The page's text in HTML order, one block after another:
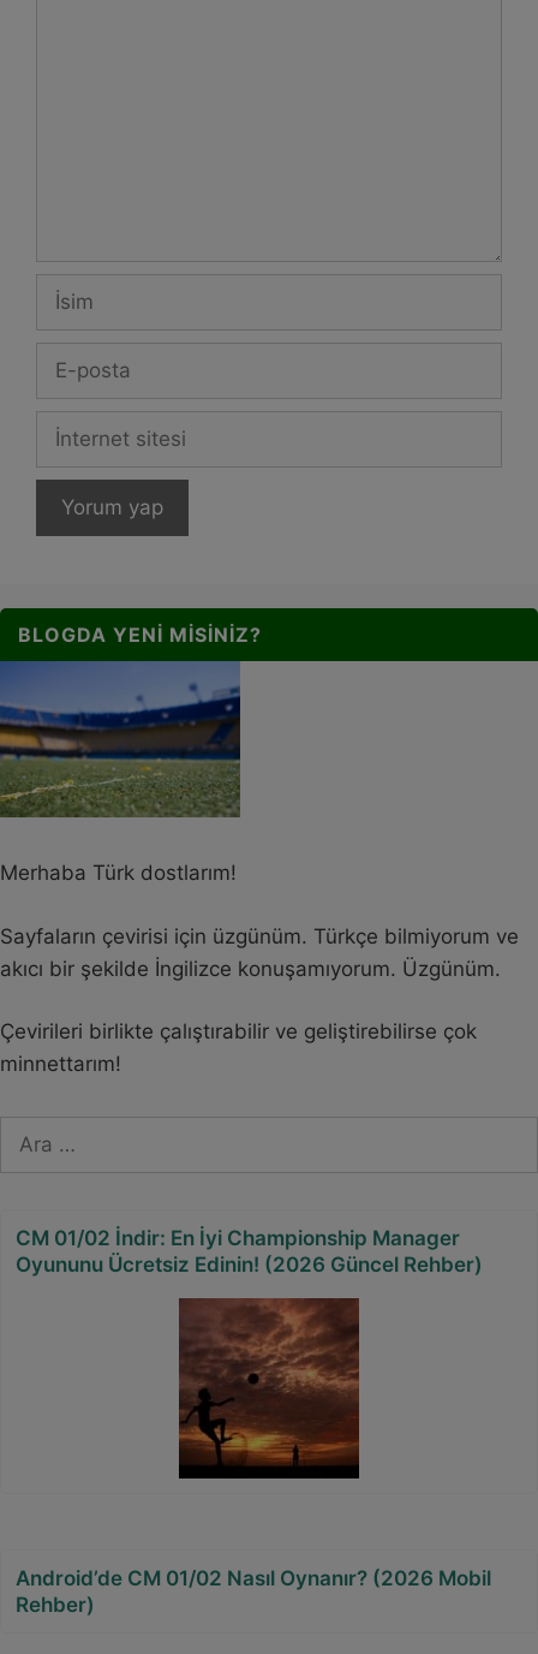
İsim
posta
İnternet
BLOGDA YENI MISINIZ?
Merhaba Türk dostlarım!
Sayfaların çevirisi için üzgünüm. Türkçe bilmiyorum ve
akıcı bir şekilde İngilizce konuşamıyorum. Üzgünüm.
Çevirileri birlikte çalıştırabilir ve geliştirebilirse çok
minnettarım!
için
CM 01/02 İndir: En İyi Championship Manager
Oyununu Ücretsiz Edinin! (2026 Güncel Rehber)
Android’de CM 01/02 Nasıl Oynanır? (2026 Mobil
Rehber)